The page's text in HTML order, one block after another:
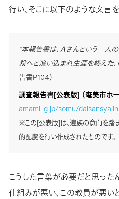
行い、そこに以下のような文言
“本報告書は、Ａさんという一人
殺へと追い込まれ生涯を終えた、
告書P104）
調査報告書[公表版] （奄美市ホー
amami.lg.jp/somu/
※この[公表版]は、遺族の意向を踏
的配慮を行い作成されたものです。
こうした言葉が必要だと思った
仕組みが悪い、この教員が悪い